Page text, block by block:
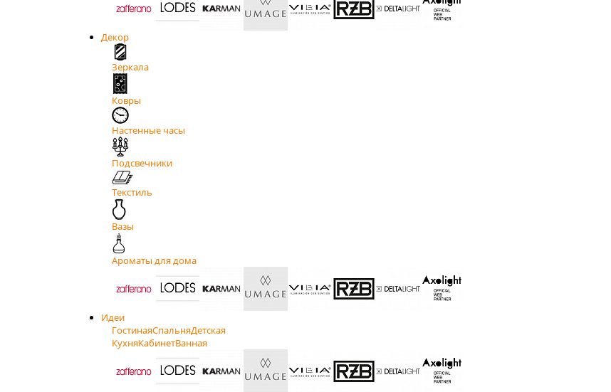
Декор
Зеркала
Ковры
Настенные часы
Подсвечники
Текстиль
Вазы
Ароматы для дома
Идеи
ГостинаяСпальняДетская
КухняКабинетВанная